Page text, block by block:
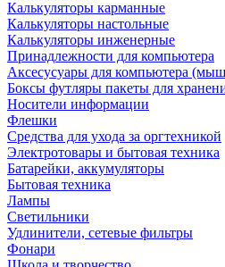
Калькуляторы карманные
Калькуляторы настольные
Калькуляторы инженерные
Принадлежности для компьютера
Аксесусуары для компьютера
Боксы футляры пакеты для
Носители информации
Флешки
Средства для ухода за оргтехникой
Электротовары и бытовая техника
Батарейки, аккумуляторы
Бытовая техника
Лампы
Светильники
Удлинители, сетевые фильтры
Фонари